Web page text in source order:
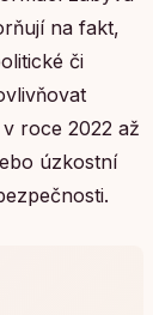
na fakt,
či
roce 2022 až
úzkostní